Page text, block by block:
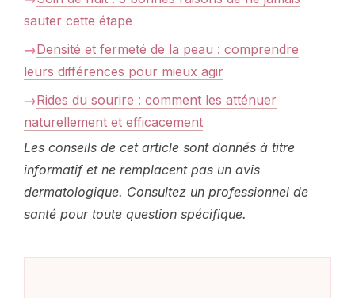
sauter cette étape
Densité et fermeté de la peau : comprendre
leurs différences pour mieux agir
Rides du sourire : comment les atténuer
naturellement et efficacement
Les conseils de cet article sont donnés à titre
informatif et ne remplacent pas un avis
dermatologique. Consultez un professionnel de
santé pour toute question spécifique.